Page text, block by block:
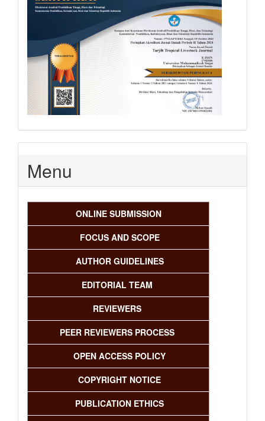
Menu
ONLINE SUBMISSION
FOCUS AND SCOPE
AUTHOR GUIDELINES
EDITORIAL TEAM
REVIEWERS
PEER REVIEWERS PROCESS
OPEN ACCESS POLICY
COPYRIGHT NOTICE
PUBLICATION ETHICS